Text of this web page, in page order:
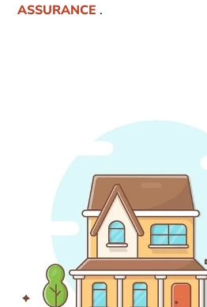
ASSURANCE .